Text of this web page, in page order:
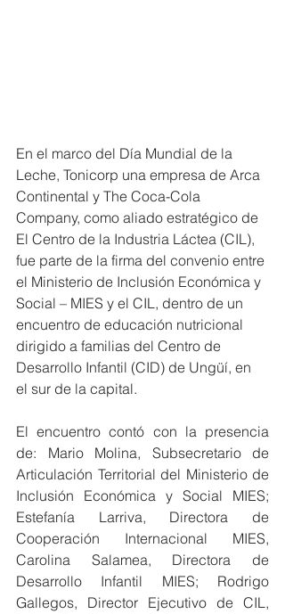
En el marco del Día Mundial de la
Leche, Tonicorp una empresa de Arca
Continental y The Coca-Cola
Company, como aliado estratégico de
El Centro de la Industria Láctea (CIL),
fue parte de la firma del convenio entre
el Ministerio de Inclusión Económica y
Social – MIES y el CIL, dentro de un
encuentro de educación nutricional
dirigido a familias del Centro de
Desarrollo Infantil (CID) de Ungüí, en
el sur de la capital.
El encuentro contó con la presencia
de: Mario Molina, Subsecretario de
Articulación Territorial del Ministerio de
Inclusión Económica y Social MIES;
Estefanía Larriva, Directora de
Cooperación Internacional MIES,
Carolina Salamea, Directora de
Desarrollo Infantil MIES; Rodrigo
Gallegos, Director Ejecutivo de CIL,